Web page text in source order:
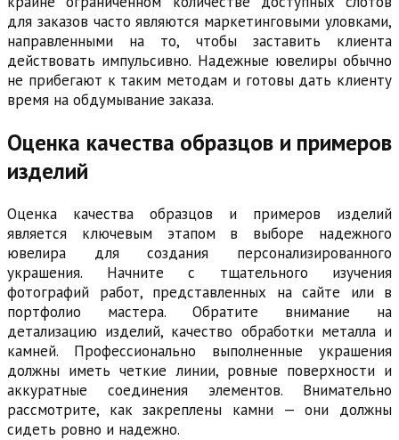
для заказов часто являются маркетинговыми уловками,
направленными на то, чтобы заставить клиента
действовать импульсивно. Надежные ювелиры обычно
не прибегают к таким методам и готовы дать клиенту
время на обдумывание заказа.
Оценка качества образцов и примеров
изделий
Оценка качества образцов и примеров изделий
является ключевым этапом в выборе надежного
ювелира для создания персонализированного
украшения. Начните с тщательного изучения
фотографий работ, представленных на сайте или в
портфолио мастера. Обратите внимание на
детализацию изделий, качество обработки металла и
камней. Профессионально выполненные украшения
должны иметь четкие линии, ровные поверхности и
аккуратные соединения элементов. Внимательно
рассмотрите, как закреплены камни — они должны
сидеть ровно и надежно.